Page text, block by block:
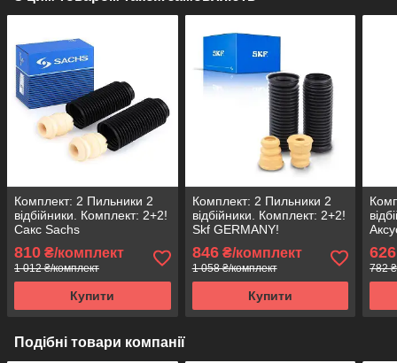
Комплект: 2 Пильники 2
відбійники. Комплект: 2+2!
Сакс Sachs
810 ₴/комплект
1 012 ₴/комплект
Купити
Комплект: 2 Пильники 2
відбійники. Комплект: 2+2!
Skf GERMANY!
846₴/комплект
1 058 ₴/комплект
Купити
626
782
Подібні товари компанії